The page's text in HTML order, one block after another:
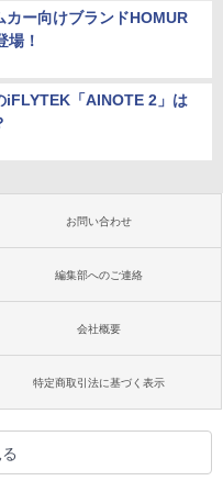
カー向けブランドHOMUR
場！
iFLYTEK「AINOTE 2」は
お問い合わせ
編集部へのご連絡
会社概要
特定商取引法に基づく表示